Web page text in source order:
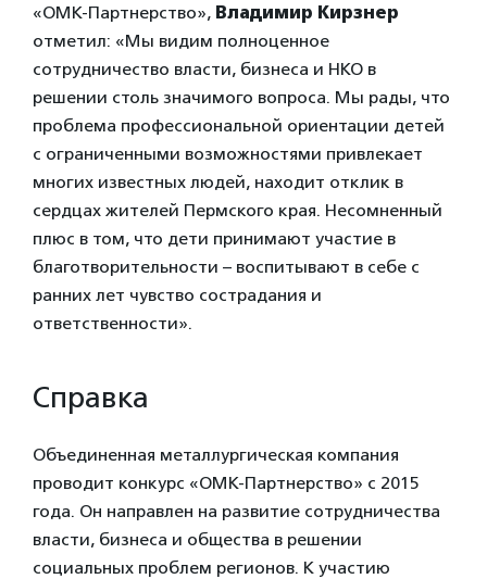
«ОМК-Партнерство», Владимир Кирзнер
отметил: «Мы видим полноценное
сотрудничество власти, бизнеса и НКО в
решении столь значимого вопроса. Мы рады, что
проблема профессиональной ориентации детей
с ограниченными возможностями привлекает
многих известных людей, находит отклик в
сердцах жителей Пермского края. Несомненный
плюс в том, что дети принимают участие в
благотворительности – воспитывают в себе с
ранних лет чувство сострадания и
ответственности».
Справка
Объединенная металлургическая компания
проводит конкурс «ОМК-Партнерство» с 2015
года. Он направлен на развитие сотрудничества
власти, бизнеса и общества в решении
социальных проблем регионов. К участию